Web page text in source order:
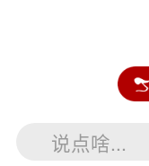
说点啥...